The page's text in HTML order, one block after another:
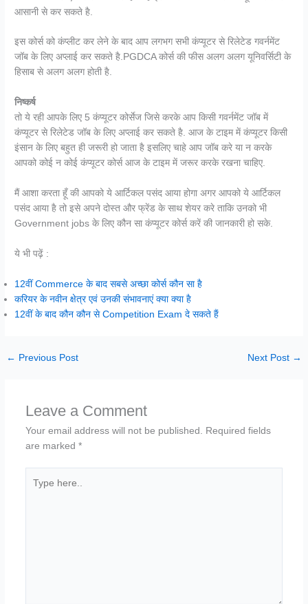
आसानी से कर सकते है.
इस कोर्स को कंप्लीट कर लेने के बाद आप लगभग सभी कंप्यूटर से रिलेटेड गवर्नमेंट
जॉब के लिए अप्लाई कर सकते है.PGDCA कोर्स की फीस अलग अलग यूनिवर्सिटी के
हिसाब से अलग अलग होती है.
निष्कर्ष
तो ये रही आपके लिए 5 कंप्यूटर कोर्सेज जिसे करके आप किसी गवर्नमेंट जॉब में
कंप्यूटर से रिलेटेड जॉब के लिए अप्लाई कर सकते है. आज के टाइम में कंप्यूटर किसी
इंसान के लिए बहुत ही जरूरी हो जाता है इसलिए चाहे आप जॉब करे या न करके
आपको कोई न कोई कंप्यूटर कोर्स आज के टाइम में जरूर करके रखना चाहिए.
मैं आशा करता हूँ की आपको ये आर्टिकल पसंद आया होगा अगर आपको ये आर्टिकल
पसंद आया है तो इसे अपने दोस्त और फ्रेंड के साथ शेयर करे ताकि उनको भी
Government jobs के लिए कौन सा कंप्यूटर कोर्स करें की जानकारी हो सके.
ये भी पढ़ें :
12वीं Commerce के बाद सबसे अच्छा कोर्स कौन सा है
करियर के नवीन क्षेत्र एवं उनकी संभावनाएं क्या क्या है
12वीं के बाद कौन कौन से Competition Exam दे सकते हैं
← Previous Post Next Post →
Leave a Comment
Your email address will not be published.
Required fields
are marked *
here..